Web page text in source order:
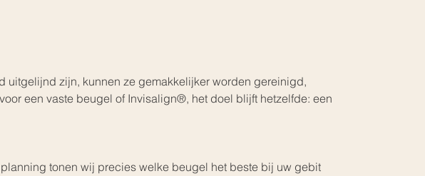
uitgelijnd zijn, kunnen ze gemakkelijker worden gereinigd,
een vaste beugel of Invisalign®, het doel blijft hetzelfde: een
tonen wij precies welke beugel het beste bij uw gebit